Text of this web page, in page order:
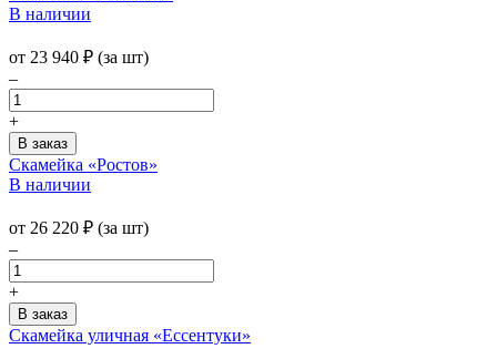
В наличии
от 23 940 ₽ (за шт)
–
+
Скамейка «Ростов»
В наличии
от 26 220 ₽ (за шт)
–
+
Скамейка уличная «Ессентуки»